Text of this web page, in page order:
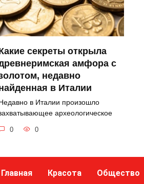
секреты открыла
амфора с
недавно
в Италии
в Италии произошло
археологическое
0 0
Главная Красота Общество